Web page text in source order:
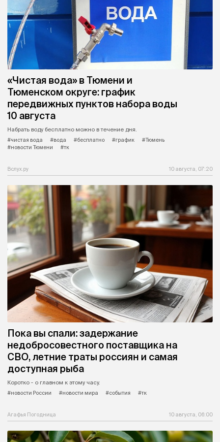
«Чистая вода» в Тюмени и
Тюменском округе: график
передвижных пунктов набора воды
10 августа
Набрать воду бесплатно можно в течение дня.
#чистая вода
#вода #бесплатно #график
#Тюмень
#новости Тюмени
#тк
Вслух.ру 10 августа, 07:20
Пока вы спали: задержание
недобросовестного поставщика на
СВО, летние траты россиян и самая
доступная рыба
Коротко - о главном к этому часу.
#новости России
#новости мира #события #тк
Агафья Погодница 10 августа, 06:00